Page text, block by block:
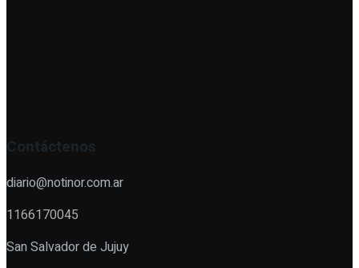
Contáctenos
diario@notinor.com.ar
1166170045
San Salvador de Jujuy